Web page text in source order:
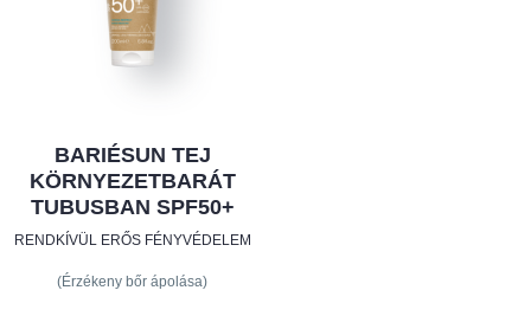
BARIÉSUN TEJ
KÖRNYEZETBARÁT
TUBUSBAN SPF50+
RENDKÍVÜL ERŐS FÉNYVÉDELEM
(Érzékeny bőr ápolása)